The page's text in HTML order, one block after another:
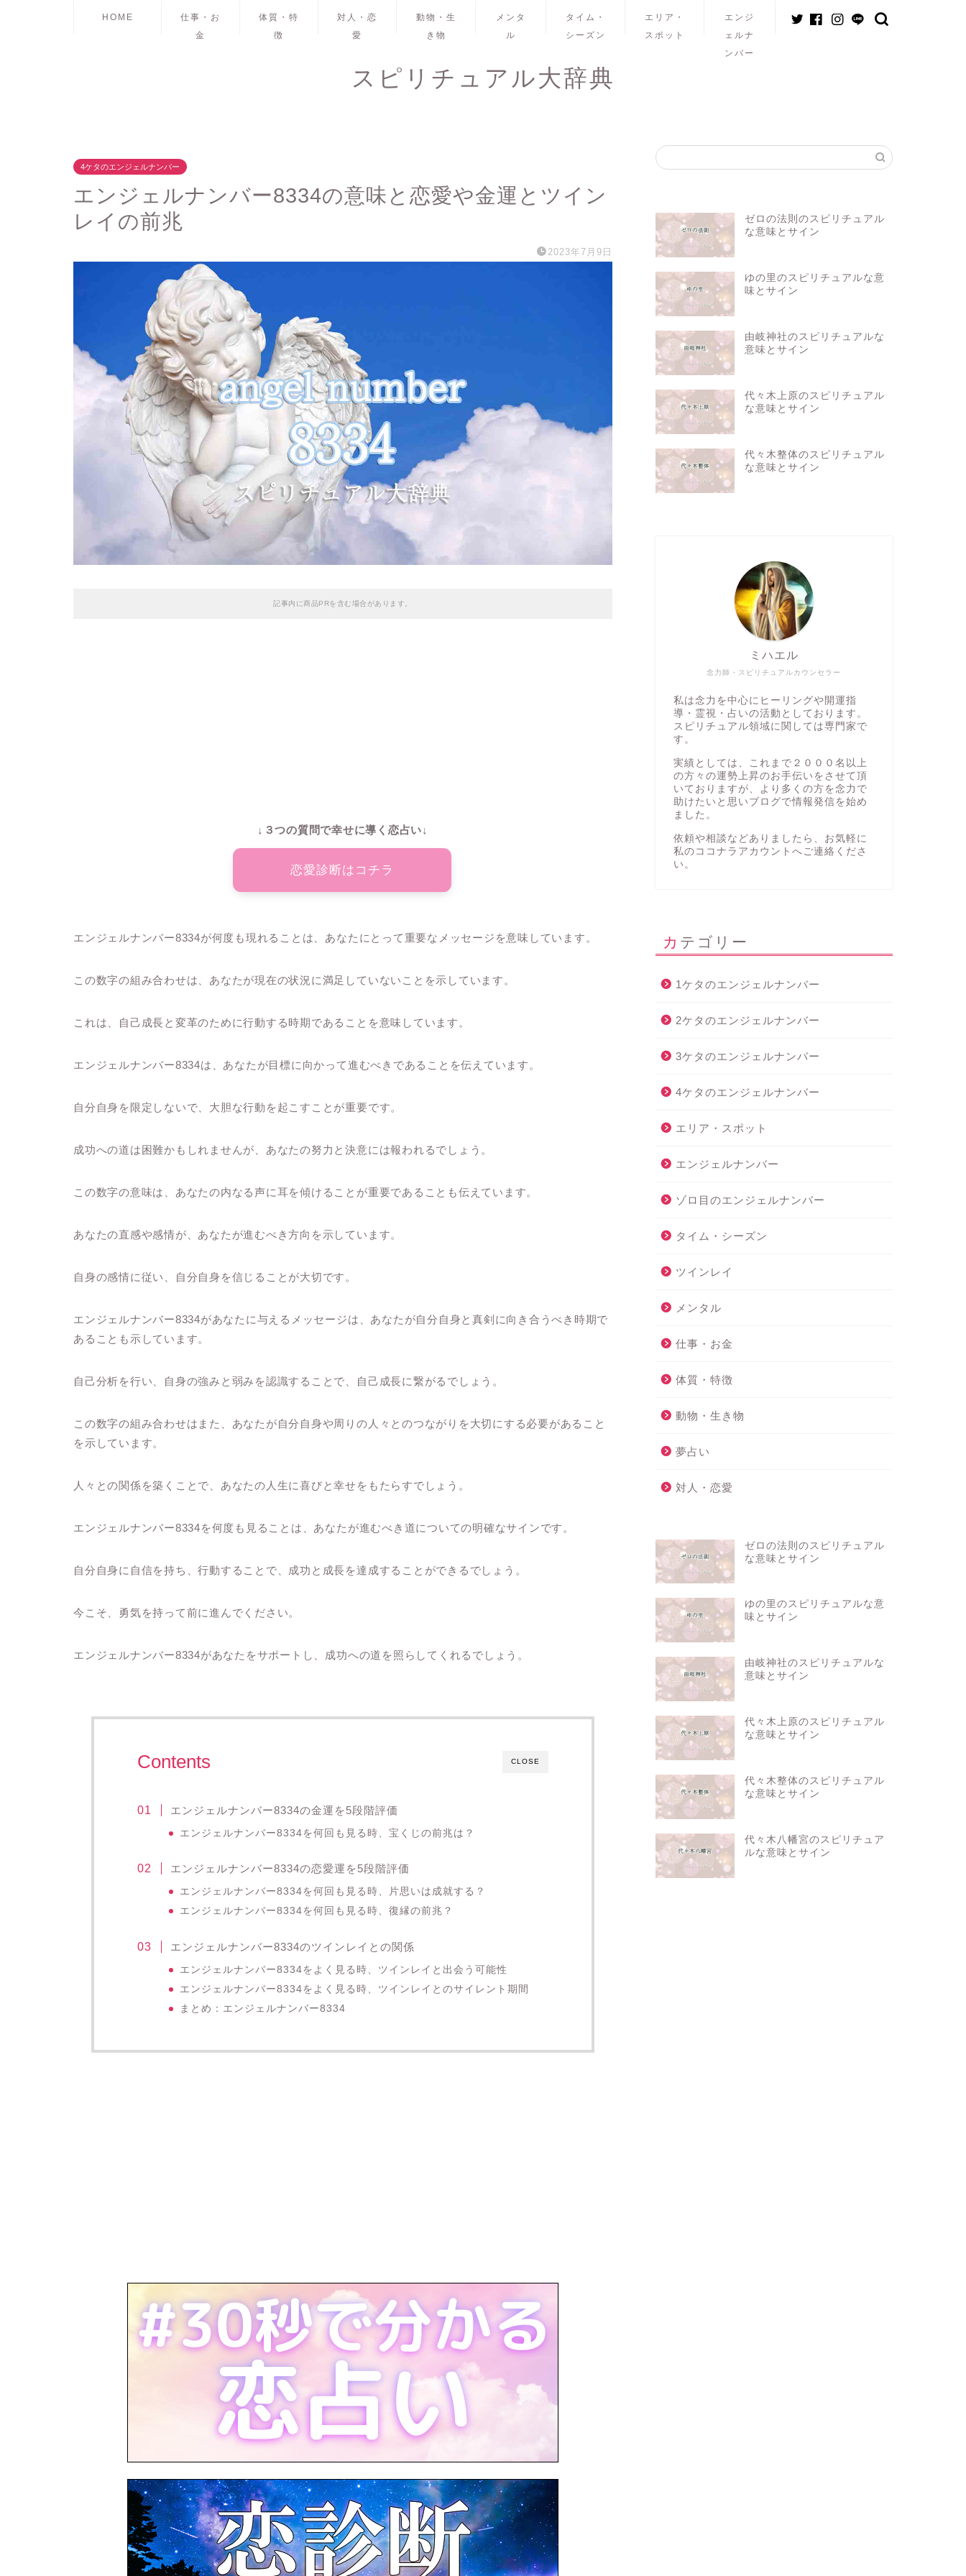
HOME
仕事・お
金
体質・特
徴
対人・恋
愛
動物・生
き物
メンタ
ル
タイム・
シーズン
エリア・
スポット
エンジ
ェルナ
ンバー
スピリチュアル大辞典
4ケタのエンジェルナンバー
エンジェルナンバー8334の意味と恋愛や金運とツイン
レイの前兆
2023年7月9日
記事内に商品PRを含む場合があります。
↓３つの質問で幸せに導く恋占い↓
恋愛診断はコチラ
エンジェルナンバー8334が何度も現れることは、あなたにとって重要なメッセージを意味しています。
この数字の組み合わせは、あなたが現在の状況に満足していないことを示しています。
これは、自己成長と変革のために行動する時期であることを意味しています。
エンジェルナンバー8334は、あなたが目標に向かって進むべきであることを伝えています。
自分自身を限定しないで、大胆な行動を起こすことが重要です。
成功への道は困難かもしれませんが、あなたの努力と決意には報われるでしょう。
この数字の意味は、あなたの内なる声に耳を傾けることが重要であることも伝えています。
あなたの直感や感情が、あなたが進むべき方向を示しています。
自身の感情に従い、自分自身を信じることが大切です。
エンジェルナンバー8334があなたに与えるメッセージは、あなたが自分自身と真剣に向き合うべき時期で
あることも示しています。
自己分析を行い、自身の強みと弱みを認識することで、自己成長に繋がるでしょう。
この数字の組み合わせはまた、あなたが自分自身や周りの人々とのつながりを大切にする必要があること
を示しています。
人々との関係を築くことで、あなたの人生に喜びと幸せをもたらすでしょう。
エンジェルナンバー8334を何度も見ることは、あなたが進むべき道についての明確なサインです。
自分自身に自信を持ち、行動することで、成功と成長を達成することができるでしょう。
今こそ、勇気を持って前に進んでください。
エンジェルナンバー8334があなたをサポートし、成功への道を照らしてくれるでしょう。
CLOSE
Contents
エンジェルナンバー8334の金運を5段階評価
エンジェルナンバー8334を何回も見る時、宝くじの前兆は？
エンジェルナンバー8334の恋愛運を5段階評価
エンジェルナンバー8334を何回も見る時、片思いは成就する？
エンジェルナンバー8334を何回も見る時、復縁の前兆？
エンジェルナンバー8334のツインレイとの関係
エンジェルナンバー8334をよく見る時、ツインレイと出会う可能性
エンジェルナンバー8334をよく見る時、ツインレイとのサイレント期間
まとめ：エンジェルナンバー8334
ゼロの法則のスピリチュアル
な意味とサイン
ゆの里のスピリチュアルな意
味とサイン
由岐神社のスピリチュアルな
意味とサイン
代々木上原のスピリチュアル
な意味とサイン
代々木整体のスピリチュアル
な意味とサイン
念力師・スピリチュアルカウンセラー
ミハエル
私は念力を中心にヒーリングや開運指
導・霊視・占いの活動としております。
スピリチュアル領域に関しては専門家で
す。
実績としては、これまで２０００名以上
の方々の運勢上昇のお手伝いをさせて頂
いておりますが、より多くの方を念力で
助けたいと思いブログで情報発信を始め
ました。
依頼や相談などありましたら、お気軽に
私の ココナラアカウント へご連絡くださ
い。
カテゴリー
1ケタのエンジェルナンバー
2ケタのエンジェルナンバー
3ケタのエンジェルナンバー
4ケタのエンジェルナンバー
エリア・スポット
エンジェルナンバー
ゾロ目のエンジェルナンバー
タイム・シーズン
ツインレイ
メンタル
仕事・お金
体質・特徴
動物・生き物
夢占い
対人・恋愛
ゼロの法則のスピリチュアル
な意味とサイン
ゆの里のスピリチュアルな意
味とサイン
由岐神社のスピリチュアルな
意味とサイン
代々木上原のスピリチュアル
な意味とサイン
代々木整体のスピリチュアル
な意味とサイン
代々木八幡宮のスピリチュア
ルな意味とサイン